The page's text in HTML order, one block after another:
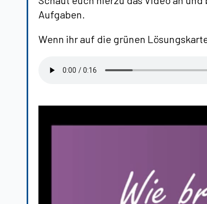
Aufgaben.
Wenn ihr auf die grünen